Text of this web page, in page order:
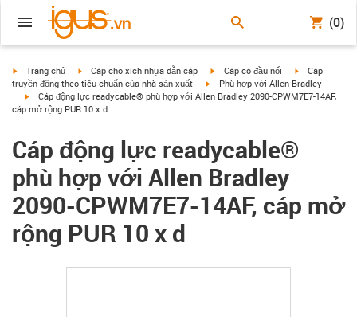
(0)
igus-icon-arrow-right
Trang chủ igus-icon-arrow-right
Cáp cho xích nhựa dẫn cáp igus-icon-arrow-right
Cáp có đầu nối igus-icon-
Cáp
truyền động theo tiêu chuẩn của nhà sản xuất
igus-icon-arrow-right
Phù hợp với Allen Bradley
igus-icon-arrow-right
Cáp động lực readycable® phù hợp với Allen Bradley 2090-CPWM7E7-14AF,
cáp mở rộng PUR 10 x d
Cáp động lực readycable®
phù hợp với Allen Bradley
2090-CPWM7E7-14AF, cáp mở
rộng PUR 10 x d